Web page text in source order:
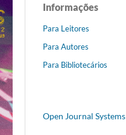
Informações
Para Leitores
Para Autores
Para Bibliotecários
Open Journal Systems